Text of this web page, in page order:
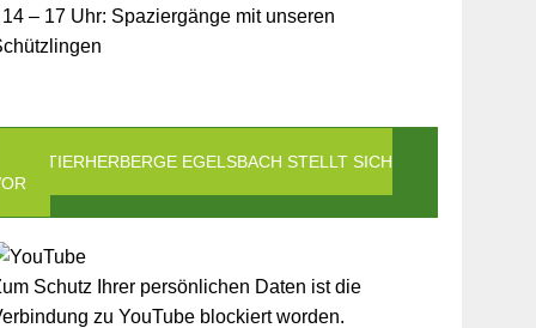
14 – 17 Uhr: Spaziergänge mit unseren
DIE TIERHERBERGE EGELSBACH STELLT SICH
Schutz Ihrer persönlichen Daten ist die
zu YouTube blockiert worden.